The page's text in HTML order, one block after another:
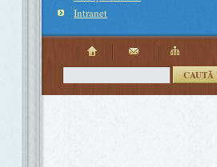
Intranet
CAUTĂ